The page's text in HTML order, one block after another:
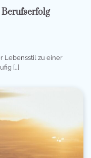
Lebensstil zu einer
[…]